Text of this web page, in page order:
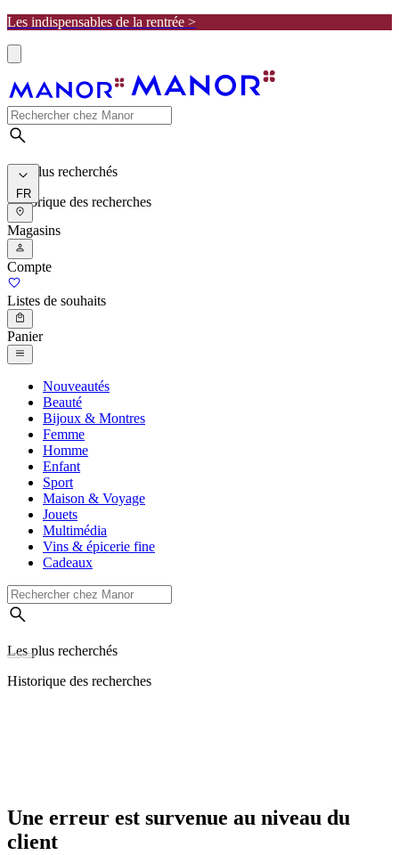
Les indispensables de la rentrée >
Les plus recherchés
Historique des recherches
FR
Magasins
Compte
Listes de souhaits
Panier
Nouveautés
Beauté
Bijoux & Montres
Femme
Homme
Enfant
Sport
Maison & Voyage
Jouets
Multimédia
Vins & épicerie fine
Cadeaux
Les plus recherchés
Historique des recherches
Une erreur est survenue au niveau du
client